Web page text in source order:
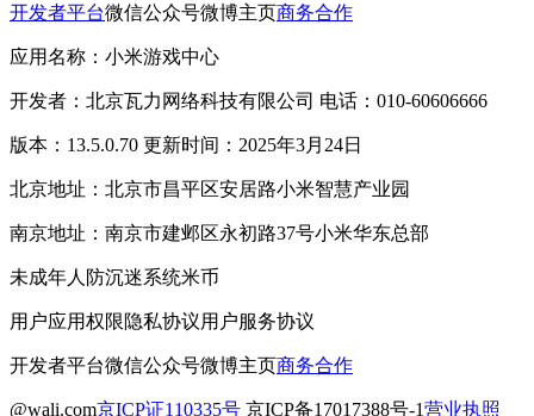
开发者平台微信公众号微博主页商务合作
应用名称：小米游戏中心
开发者：北京瓦力网络科技有限公司 电话：010-60606666
版本：13.5.0.70 更新时间：2025年3月24日
北京地址：北京市昌平区安居路小米智慧产业园
南京地址：南京市建邺区永初路37号小米华东总部
未成年人防沉迷系统米币
用户应用权限隐私协议用户服务协议
开发者平台微信公众号微博主页商务合作
@wali.com京ICP证110335号 京ICP备17017388号-1营业执照